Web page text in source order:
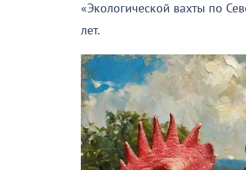
«Экологической вахты по
лет.